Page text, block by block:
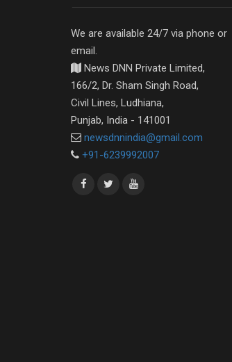
We are available 24/7 via phone or
email.
News DNN Private Limited,
166/2, Dr. Sham Singh Road,
Civil Lines, Ludhiana,
Punjab, India - 141001
newsdnnindia@gmail.com
+91-6239992007